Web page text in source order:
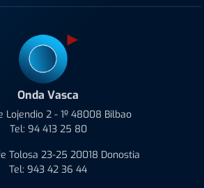
Onda Vasca
Lojendio 2 - 1º 48008 Bilbao
Tel: 94 413 25 80
Tolosa 23-25 20018 Donostia
Tel: 943 42 36 44